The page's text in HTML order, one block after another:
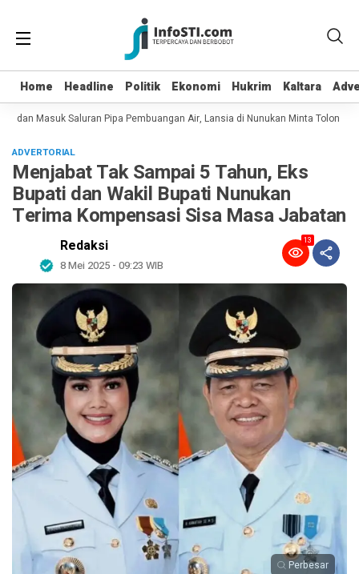
Home Headline Politik Ekonomi Hukrim Kaltara
Home Headline Politik Ekonomi Hukrim Kaltara
dan Masuk Saluran Pipa Pembuangan Air, Lansia di Nunukan Minta Tolong
ADVERTORIAL
Menjabat Tak Sampai 5 Tahun, Eks
Bupati dan Wakil Bupati Nunukan
Terima Kompensasi Sisa Masa Jabatan
Redaksi
8 Mei 2025 - 09:23 WIB
13
Perbesar